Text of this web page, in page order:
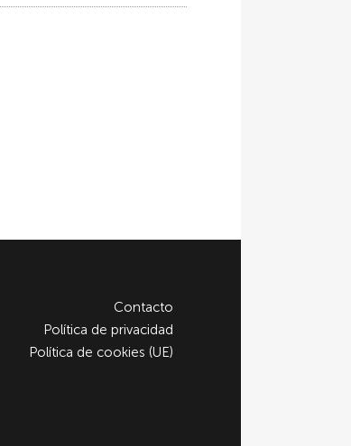
Contacto
Política de privacidad
Política de cookies (UE)